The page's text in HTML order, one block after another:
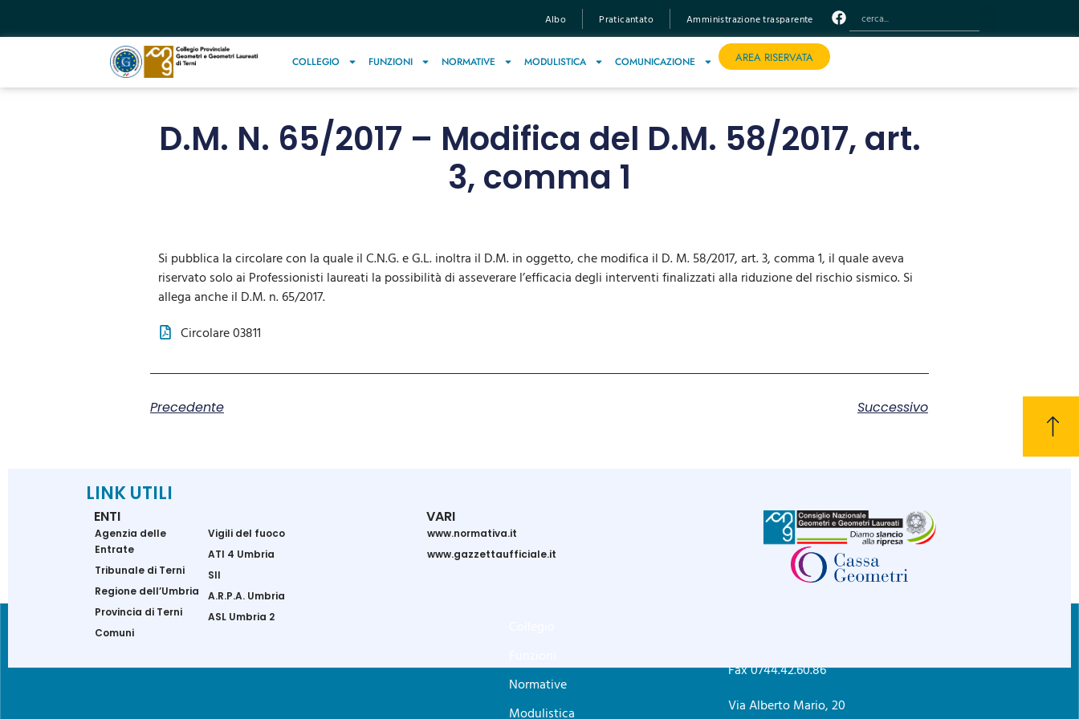
Albo Praticantato Amministrazione trasparente
COLLEGIO FUNZIONI NORMATIVE MODULISTICA COMUNICAZIONE AREA RISERVATA
D.M. N. 65/2017 – Modifica del D.M. 58/2017, art.
3, comma 1
Si pubblica la circolare con la quale il C.N.G. e G.L. inoltra il D.M. in oggetto, che modifica il D. M. 58/2017, art. 3, comma 1, il quale aveva
riservato solo ai Professionisti laureati la possibilità di asseverare l’efficacia degli interventi finalizzati alla riduzione del rischio sismico. Si
allega anche il D.M. n. 65/2017.
Circolare 03811
Precedente Successivo
LINK UTILI
ENTI
Agenzia delle
Entrate
Tribunale di Terni
Regione dell’Umbria
Provincia di Terni
Comuni
Vigili del fuoco
ATI 4 Umbria
SII
A.R.P.A. Umbria
ASL Umbria 2
VARI
www.normativa.it
www.gazzettaufficiale.it
Normative
Modulistica
Fax 0744.42.60.86
Via Alberto Mario, 20